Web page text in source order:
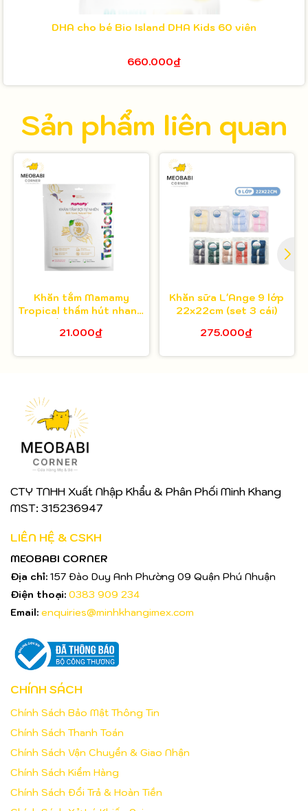
DHA cho bé Bio Island DHA Kids 60 viên
660.000₫
Sản phẩm liên quan
Khăn tắm Mamamy
Tropical thấm hút nhanh,
mẹ
21.000₫
Khăn sữa L'Ange 9 lớp
22x22cm (set 3 cái)
275.000₫
CTY TNHH Xuất Nhập Khẩu & Phân Phối Minh Khang
MST: 315236947
LIÊN HỆ & CSKH
MEOBABI CORNER
Địa chỉ: 157 Đào Duy Anh Phường 09 Quận Phú Nhuận
Điện thoại: 0383 909 234
Email: enquiries@minhkhangimex.com
CHÍNH SÁCH
Chính Sách Bảo Mật Thông Tin
Chính Sách Thanh Toán
Chính Sách Vận Chuyển & Giao Nhận
Chính Sách Kiểm Hàng
Chính Sách Đổi Trả & Hoàn Tiền